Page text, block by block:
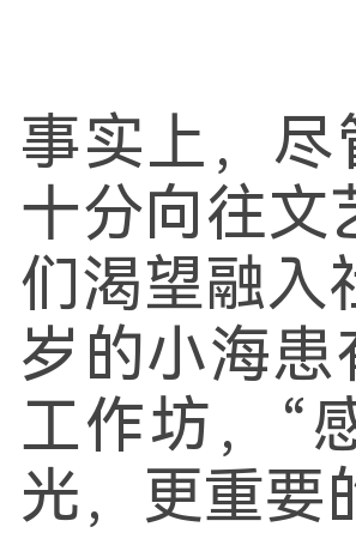
事实上，
十分向往文
们渴望融入
岁的小海
工作坊，“
光，更重要